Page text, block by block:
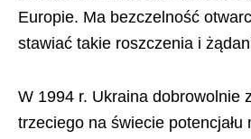
Europie. Ma bezczelność
stawiać takie roszczenia i
W 1994 r. Ukraina dobrowolnie
trzeciego na świecie potencjału